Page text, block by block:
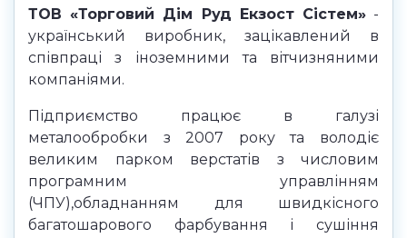
ТОВ «Торговий Дім Руд Екзост Сістем»-
український виробник, зацікавлений в
співпраці з іноземними та вітчизняними
компаніями.
Підприємство працює в галузі
металообробки з 2007 року та володіє
великим парком верстатів з числовим
програмним управлінням
(ЧПУ),обладнанням для швидкісного
багатошарового фарбування і сушіння